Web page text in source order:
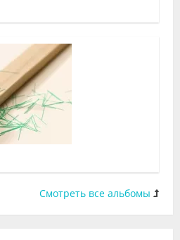
Смотреть все альбомы